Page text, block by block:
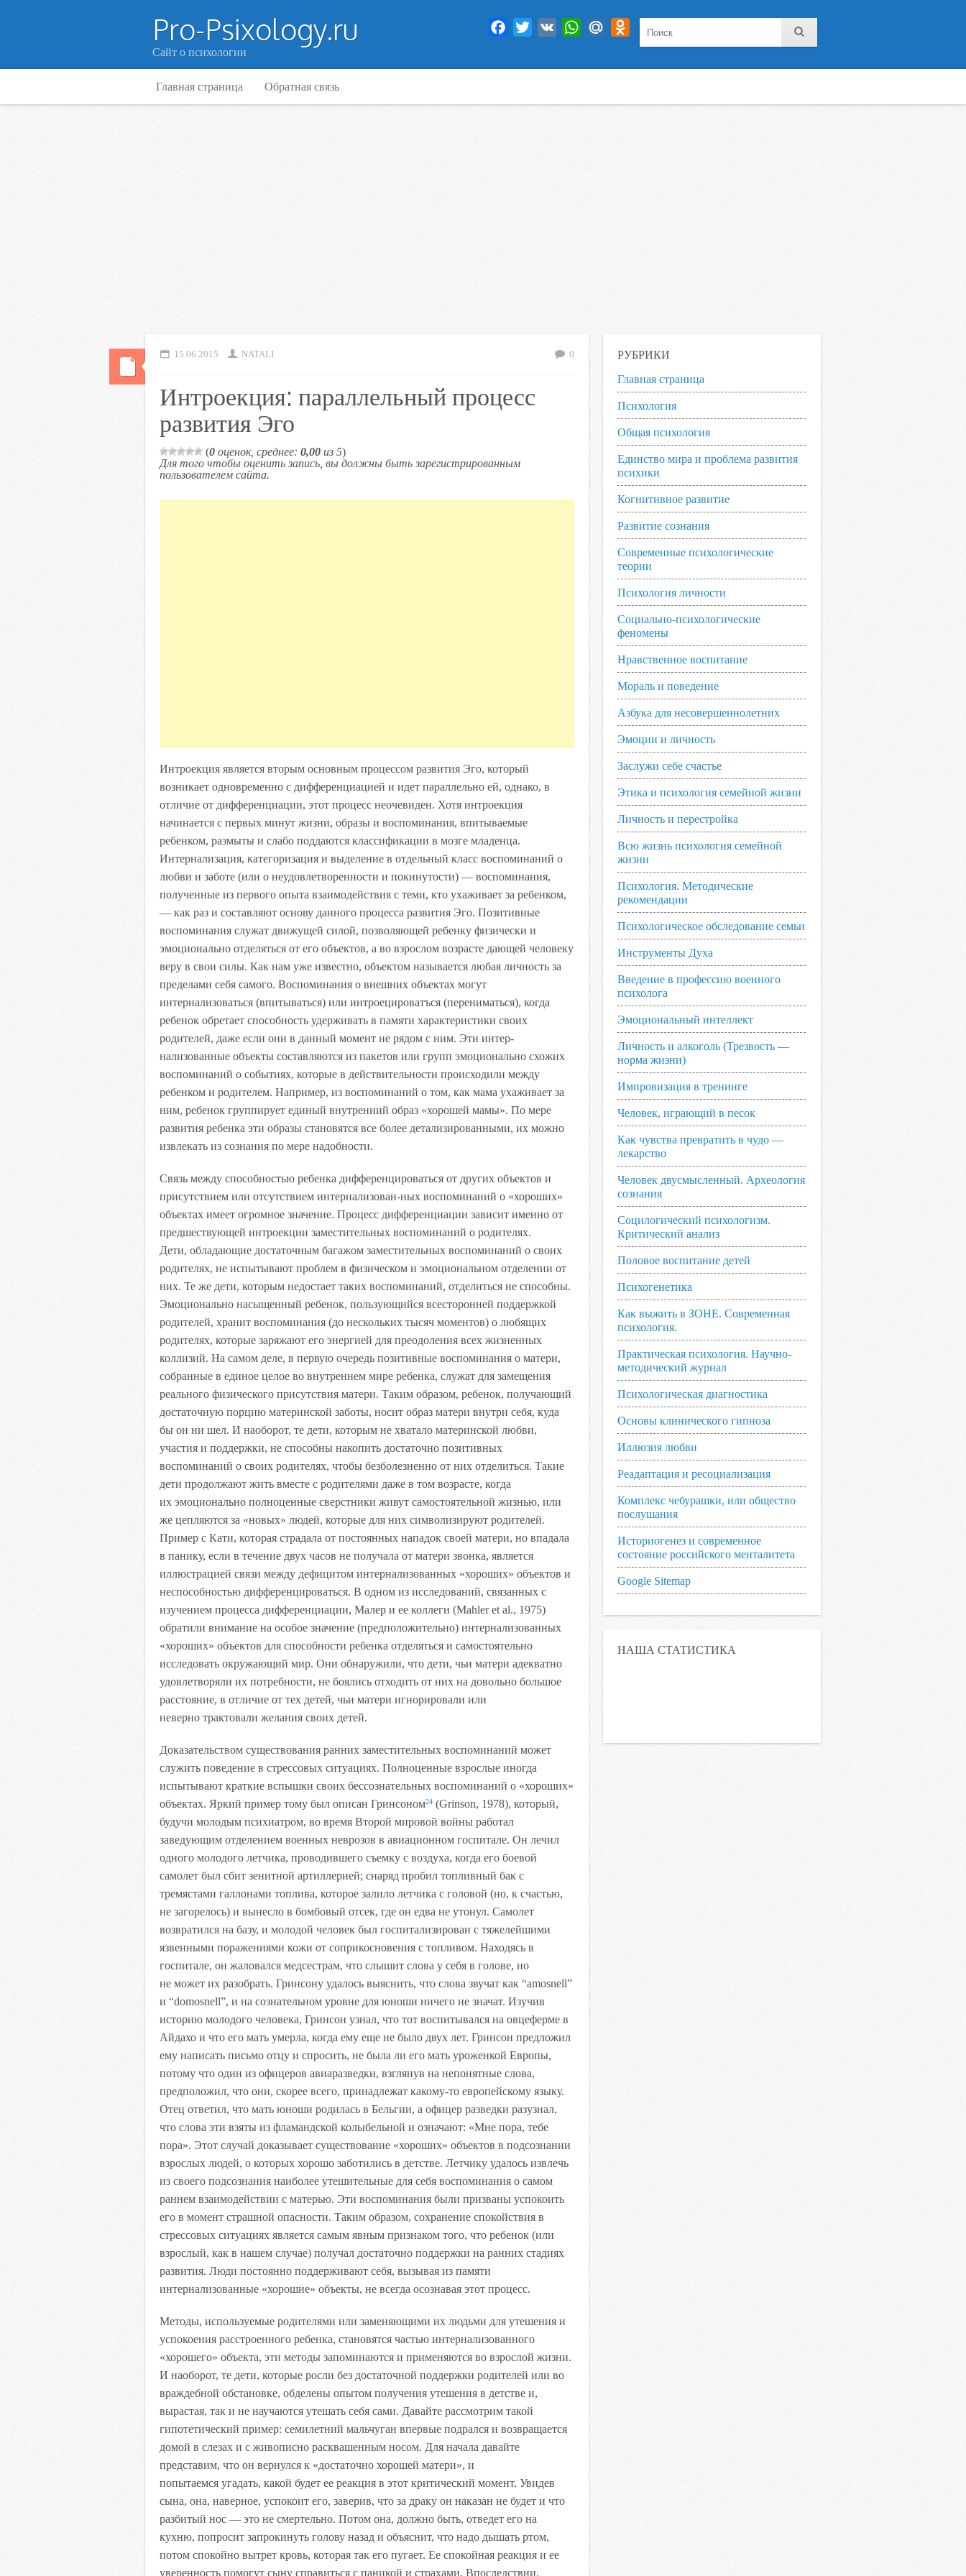
Pro-Psixology.ru
Сайт о психологии
Facebook
Twitter VK WhatsAppMail.RuOdnoklassniki
Главная страница Обратная связь
15.06.2015 NATALI 0
Интроекция: параллельный процесс
развития Эго
(0 оценок, среднее: 0,00 из 5)
Для того чтобы оценить запись, вы должны быть зарегистрированным
пользователем сайта.
Интроекция является вторым основным процессом развития Эго, который
возникает одновременно с дифференциацией и идет параллельно ей, однако, в
отличие от дифференциации, этот процесс неочевиден. Хотя интроекция
начинается с первых минут жизни, образы и воспоминания, впитываемые
ребенком, размыты и слабо поддаются классификации в мозге младенца.
Интернализация, категоризация и выделение в отдельный класс воспоминаний о
любви и заботе (или о неудовлетворенности и покинутости) — воспоминания,
полученные из первого опыта взаимодействия с теми, кто ухаживает за ребенком,
— как раз и составляют основу данного процесса развития Эго. Позитивные
воспоминания служат движущей силой, позволяющей ребенку физически и
эмоционально отделяться от его объектов, а во взрослом возрасте дающей человеку
веру в свои силы. Как нам уже известно, объектом называется любая личность за
пределами себя самого. Воспоминания о внешних объектах могут
интернализоваться (впитываться) или интроецироватъся (перениматься), когда
ребенок обретает способность удерживать в памяти характеристики своих
родителей, даже если они в данный момент не рядом с ним. Эти интер-
нализованные объекты составляются из пакетов или групп эмоционально схожих
воспоминаний о событиях, которые в действительности происходили между
ребенком и родителем. Например, из воспоминаний о том, как мама ухаживает за
ним, ребенок группирует единый внутренний образ «хорошей мамы». По мере
развития ребенка эти образы становятся все более детализированными, их можно
извлекать из сознания по мере надобности.
Связь между способностью ребенка дифференцироваться от других объектов и
присутствием или отсутствием интернализован-ных воспоминаний о «хороших»
объектах имеет огромное значение. Процесс дифференциации зависит именно от
предшествующей интроекции заместительных воспоминаний о родителях.
Дети, обладающие достаточным багажом заместительных воспоминаний о своих
родителях, не испытывают проблем в физическом и эмоциональном отделении от
них. Те же дети, которым недостает таких воспоминаний, отделиться не способны.
Эмоционально насыщенный ребенок, пользующийся всесторонней поддержкой
родителей, хранит воспоминания (до нескольких тысяч моментов) о любящих
родителях, которые заряжают его энергией для преодоления всех жизненных
коллизий. На самом деле, в первую очередь позитивные воспоминания о матери,
собранные в единое целое во внутреннем мире ребенка, служат для замещения
реального физического присутствия матери. Таким образом, ребенок, получающий
достаточную порцию материнской заботы, носит образ матери внутри себя, куда
бы он ни шел. И наоборот, те дети, которым не хватало материнской любви,
участия и поддержки, не способны накопить достаточно позитивных
воспоминаний о своих родителях, чтобы безболезненно от них отделиться. Такие
дети продолжают жить вместе с родителями даже в том возрасте, когда
их эмоционально полноценные сверстники живут самостоятельной жизнью, или
же цепляются за «новых» людей, которые для них символизируют родителей.
Пример с Кати, которая страдала от постоянных нападок своей матери, но впадала
в панику, если в течение двух часов не получала от матери звонка, является
иллюстрацией связи между дефицитом интернализованных «хороших» объектов и
неспособностью дифференцироваться. В одном из исследований, связанных с
изучением процесса дифференциации, Малер и ее коллеги (Mahler et al., 1975)
обратили внимание на особое значение (предположительно) интернализованных
«хороших» объектов для способности ребенка отделяться и самостоятельно
исследовать окружающий мир. Они обнаружили, что дети, чьи матери адекватно
удовлетворяли их потребности, не боялись отходить от них на довольно большое
расстояние, в отличие от тех детей, чьи матери игнорировали или
неверно трактовали желания своих детей.
Доказательством существования ранних заместительных воспоминаний может
служить поведение в стрессовых ситуациях. Полноценные взрослые иногда
испытывают краткие вспышки своих бессознательных воспоминаний о «хороших»
объектах. Яркий пример тому был описан Гринсоном24 (Grinson, 1978), который,
будучи молодым психиатром, во время Второй мировой войны работал
заведующим отделением военных неврозов в авиационном госпитале. Он лечил
одного молодого летчика, проводившего съемку с воздуха, когда его боевой
самолет был сбит зенитной артиллерией; снаряд пробил топливный бак с
тремястами галлонами топлива, которое залило летчика с головой (но, к счастью,
не загорелось) и вынесло в бомбовый отсек, где он едва не утонул. Самолет
возвратился на базу, и молодой человек был госпитализирован с тяжелейшими
язвенными поражениями кожи от соприкосновения с топливом. Находясь в
госпитале, он жаловался медсестрам, что слышит слова у себя в голове, но
не может их разобрать. Гринсону удалось выяснить, что слова звучат как “amosnell”
и “domosnell”, и на сознательном уровне для юноши ничего не значат. Изучив
историю молодого человека, Гринсон узнал, что тот воспитывался на овцеферме в
Айдахо и что его мать умерла, когда ему еще не было двух лет. Гринсон предложил
ему написать письмо отцу и спросить, не была ли его мать уроженкой Европы,
потому что один из офицеров авиаразведки, взглянув на непонятные слова,
предположил, что они, скорее всего, принадлежат какому-то европейскому языку.
Отец ответил, что мать юноши родилась в Бельгии, а офицер разведки разузнал,
что слова эти взяты из фламандской колыбельной и означают: «Мне пора, тебе
пора». Этот случай доказывает существование «хороших» объектов в подсознании
взрослых людей, о которых хорошо заботились в детстве. Летчику удалось извлечь
из своего подсознания наиболее утешительные для себя воспоминания о самом
раннем взаимодействии с матерью. Эти воспоминания были призваны успокоить
его в момент страшной опасности. Таким образом, сохранение спокойствия в
стрессовых ситуациях является самым явным признаком того, что ребенок (или
взрослый, как в нашем случае) получал достаточно поддержки на ранних стадиях
развития. Люди постоянно поддерживают себя, вызывая из памяти
интернализованные «хорошие» объекты, не всегда осознавая этот процесс.
Методы, используемые родителями или заменяющими их людьми для утешения и
успокоения расстроенного ребенка, становятся частью интернализованного
«хорошего» объекта, эти методы запоминаются и применяются во взрослой жизни.
И наоборот, те дети, которые росли без достаточной поддержки родителей или во
враждебной обстановке, обделены опытом получения утешения в детстве и,
вырастая, так и не научаются утешать себя сами. Давайте рассмотрим такой
гипотетический пример: семилетний мальчуган впервые подрался и возвращается
домой в слезах и с живописно расквашенным носом. Для начала давайте
представим, что он вернулся к «достаточно хорошей матери», и
попытаемся угадать, какой будет ее реакция в этот критический момент. Увидев
сына, она, наверное, успокоит его, заверив, что за драку он наказан не будет и что
разбитый нос — это не смертельно. Потом она, должно быть, отведет его на
кухню, попросит запрокинуть голову назад и объяснит, что надо дышать ртом,
потом спокойно вытрет кровь, которая так его пугает. Ее спокойная реакция и ее
уверенность помогут сыну справиться с паникой и страхами. Впоследствии,
РУБРИКИ
Главная страница
Психология
Общая психология
Единство мира и проблема развития
психики
Когнитивное развитие
Развитие сознания
Современные психологические
теории
Психология личности
Социально-психологические
феномены
Нравственное воспитание
Мораль и поведение
Азбука для несовершеннолетних
Эмоции и личность
Заслужи себе счастье
Этика и психология семейной жизни
Личность и перестройка
Всю жизнь психология семейной
жизни
Психология. Методические
рекомендации
Психологическое обследование семьи
Инструменты Духа
Введение в профессию военного
психолога
Эмоциональный интеллект
Личность и алкоголь (Трезвость —
норма жизни)
Импровизация в тренинге
Человек, играющий в песок
Как чувства превратить в чудо —
лекарство
Человек двусмысленный. Археология
сознания
Социлогический психологизм.
Критический анализ
Половое воспитание детей
Психогенетика
Как выжить в ЗОНЕ. Современная
психология.
Практическая психология. Научно-
методический журнал
Психологическая диагностика
Основы клинического гипноза
Иллюзия любви
Реадаптация и ресоциализация
Комплекс чебурашки, или общество
послушания
Историогенез и современное
состояние российского менталитета
Google Sitemap
НАША СТАТИСТИКА